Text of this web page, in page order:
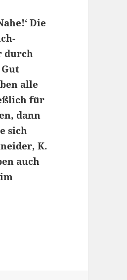
Die
durch
alle
für
dann
sich
K.
auch